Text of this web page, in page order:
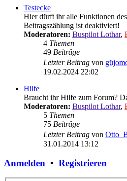
Testecke
Hier dürft ihr alle Funktionen
Beitragszählung ist deaktiviert!
Moderatoren: Buspilot Lothar,
4 Themen
49 Beiträge
Letzter Beitrag von
19.02.2024 22:02
Hilfe
Braucht ihr Hilfe zum Forum?
Moderatoren: Buspilot Lothar,
5 Themen
75 Beiträge
Letzter Beitrag von
31.01.2014 13:12
Anmelden • Registrieren